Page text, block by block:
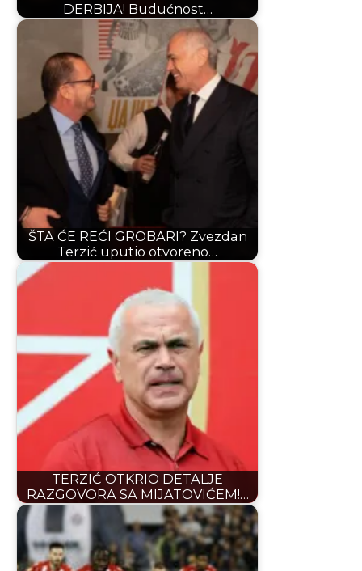
DERBIJA! Budućnost…
ŠTA ĆE REĆI GROBARI? Zvezdan
Terzić uputio otvoreno…
TERZIĆ OTKRIO DETALJE
RAZGOVORA SA MIJATOVIĆEM!…